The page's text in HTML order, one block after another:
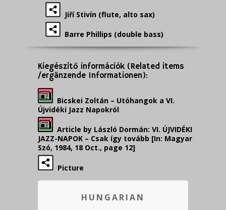
Jiří Stivín (flute, alto sax)
Barre Phillips (double bass)
Kiegészítő információk (Related items
/ergänzende Informationen):
Bicskei Zoltán – Utóhangok a VI.
Újvidéki Jazz Napokról
Article by László Dormán: VI. ÚJVIDÉKI
JAZZ-NAPOK – Csak így tovább [In: Magyar
Szó, 1984, 18 Oct., page 12]
Picture
HUNGARIAN